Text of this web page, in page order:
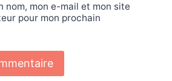
nom, mon e-mail et mon site
pour mon prochain